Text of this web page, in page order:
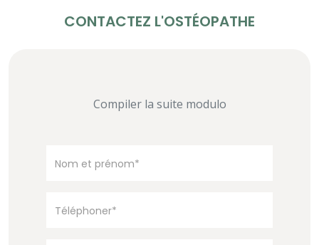
CONTACTEZ L'OSTÉOPATHE
Compiler la suite modulo